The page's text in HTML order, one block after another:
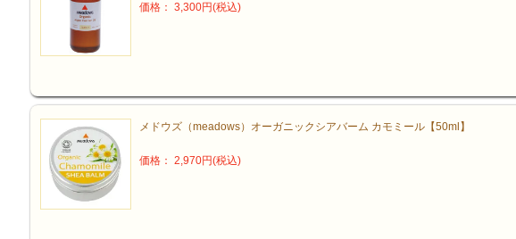
価格： 3,300円(税込)
メドウズ（meadows）オーガニックシアバーム カモミール【50ml】
価格： 2,970円(税込)